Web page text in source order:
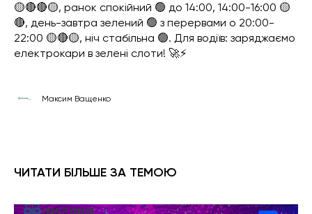
🟡🔴🔴🟡, ранок спокійний 🟢 до 14:00, 14:00-16:00 🟡
🔴, день-завтра зелений 🟢 з перервами о 20:00-
22:00 🟡🔴🟡, ніч стабільна 🟢. Для водіїв: заряджаємо
електрокари в зелені слоти! 🚀⚡
Максим Ващенко
ЧИТАТИ БІЛЬШЕ ЗА ТЕМОЮ